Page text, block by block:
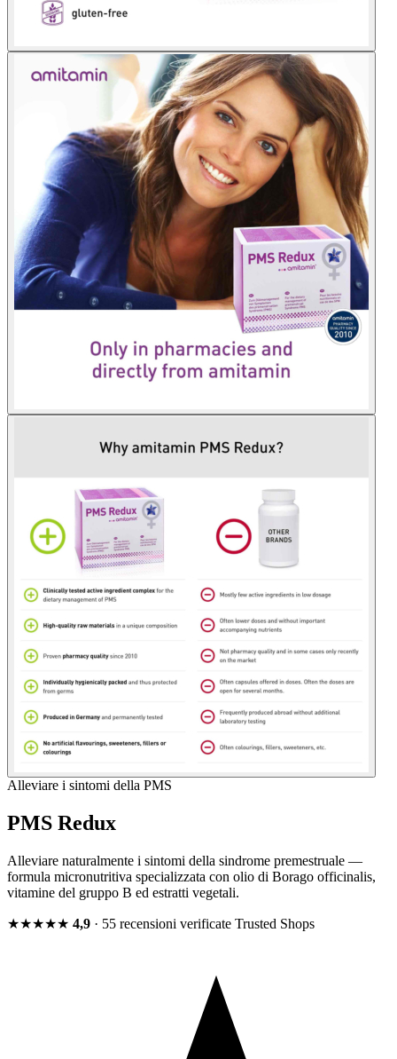
Alleviare i sintomi della PMS
PMS Redux
Alleviare naturalmente i sintomi della sindrome premestruale —
formula micronutritiva specializzata con olio di Borago officinalis,
vitamine del gruppo B ed estratti vegetali.
★★★★★ 4,9 · 55 recensioni verificate Trusted Shops